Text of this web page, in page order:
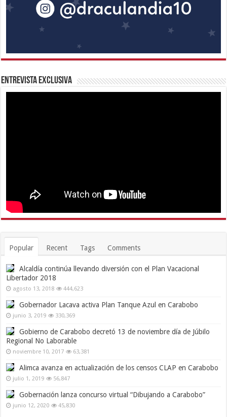
Entrevista Exclusiva
Popular Recent Tags Comments
Alcaldía continúa llevando diversión con el Plan Vacacional
Libertador 2018
agosto 13, 2018 444,623
Gobernador Lacava activa Plan Tanque Azul en Carabobo
junio 3, 2019 330,369
Gobierno de Carabobo decretó 13 de noviembre día de Júbilo
Regional No Laborable
noviembre 10, 2017 63,381
Alimca avanza en actualización de los censos CLAP en Carabobo
julio 1, 2019 56,847
Gobernación lanza concurso virtual “Dibujando a Carabobo”
junio 12, 2020 45,830